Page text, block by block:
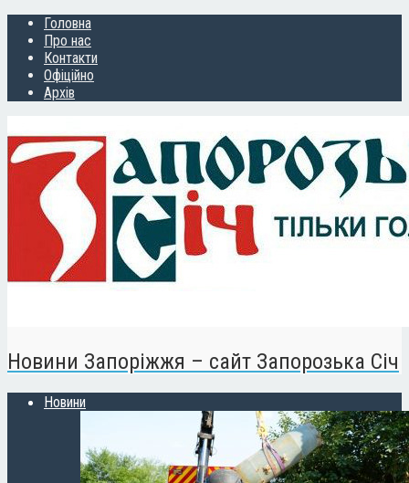
Головна
Про нас
Контакти
Офіційно
Архів
Новини Запоріжжя – сайт Запорозька Січ
Новини